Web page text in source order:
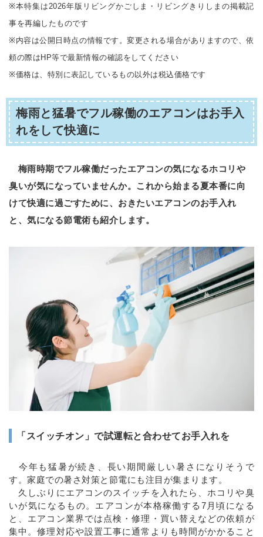
※本特集は2026年版リビングかごしま・リビングきりしまの掲載記
事を再編したものです
※内容は公開日時点の情報です。変更される場合がありますので、依
頼の際はHP等で最新情報の確認をしてください
※価格は、特別に表記しているもの以外は税込価格です
梅雨と猛暑でフル稼働のエアコンはお手入
れをして快適に
梅雨時期でフル稼働だったエアコンの気になるホコリや
臭いが気になっていませんか。これから始まる夏本番に向
けて快適に過ごすために、おきたいエアコンのお手入れ
と、気になる節電術も紹介します。
「スイッチオン」で試運転と合わせてお手入れを
今年も猛暑が続き、長い期間厳しい暑さになりそうで
す。家庭での暑さ対策と節電にも注目が集まります。
久しぶりにエアコンのスイッチを入れたら、ホコリや臭
いが気になるもの。エアコンが本格稼働する7月頃になる
と、エアコン業界では点検・修理・買い替えなどの依頼が
集中。修理対応や設置工事に通常よりも時間がかかること